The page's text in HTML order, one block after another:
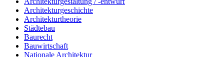
Architekturgeschichte
Architekturtheorie
Städtebau
Baurecht
Bauwirtschaft
Nationale Architektur